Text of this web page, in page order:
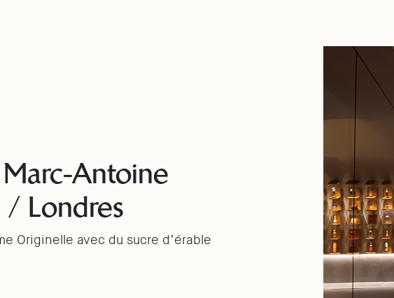
Antoine
/ Londres
Originelle avec du sucre d’érable